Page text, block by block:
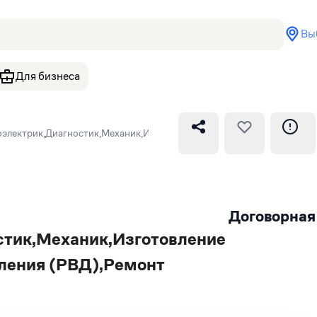
Для бизнеса
и ремонт рукавов
(РВД),Ремонт
Договорная